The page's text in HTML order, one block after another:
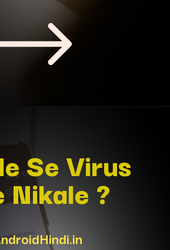
Se Virus
Nikale ?